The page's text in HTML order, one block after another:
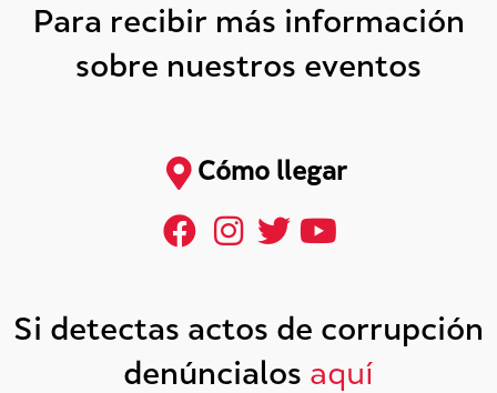
Para recibir más información
sobre nuestros eventos
Cómo llegar
Si detectas actos de corrupción
denúncialos aquí